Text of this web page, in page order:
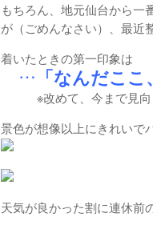
もちろん、地元仙台から
が（ごめんなさい）、最近
着いたときの第一印象は
…「なんだここ
※改めて、今まで見向
景色が想像以上にきれいで
天気が良かった割に連休前